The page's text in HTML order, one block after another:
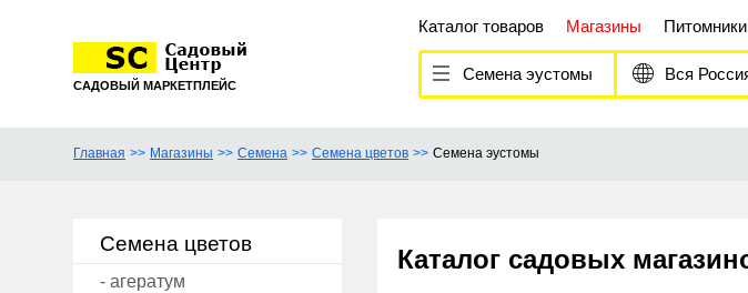
САДОВЫЙ МАРКЕТПЛЕЙС
Каталог товаров Магазины Питомники
Семена эустомы Вся
Главная Магазины Семена Семена цветов Семена эустомы
Семена цветов
- агератум
Каталог садовых